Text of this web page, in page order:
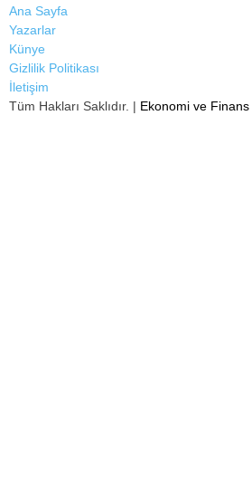
Ana Sayfa
Yazarlar
Künye
Gizlilik Politikası
İletişim
Tüm Hakları Saklıdır. | Ekonomi ve Finans